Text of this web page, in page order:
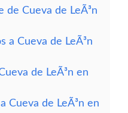
de Cueva de LeÃ³n
a Cueva de LeÃ³n
de LeÃ³n en
Cueva de LeÃ³n en